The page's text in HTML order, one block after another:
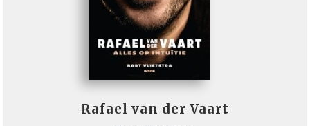
Rafael van der Vaart